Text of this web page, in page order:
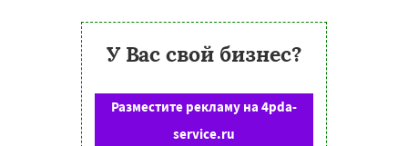
У Вас свой бизнес?
Разместите рекламу на 4pda-
service.ru